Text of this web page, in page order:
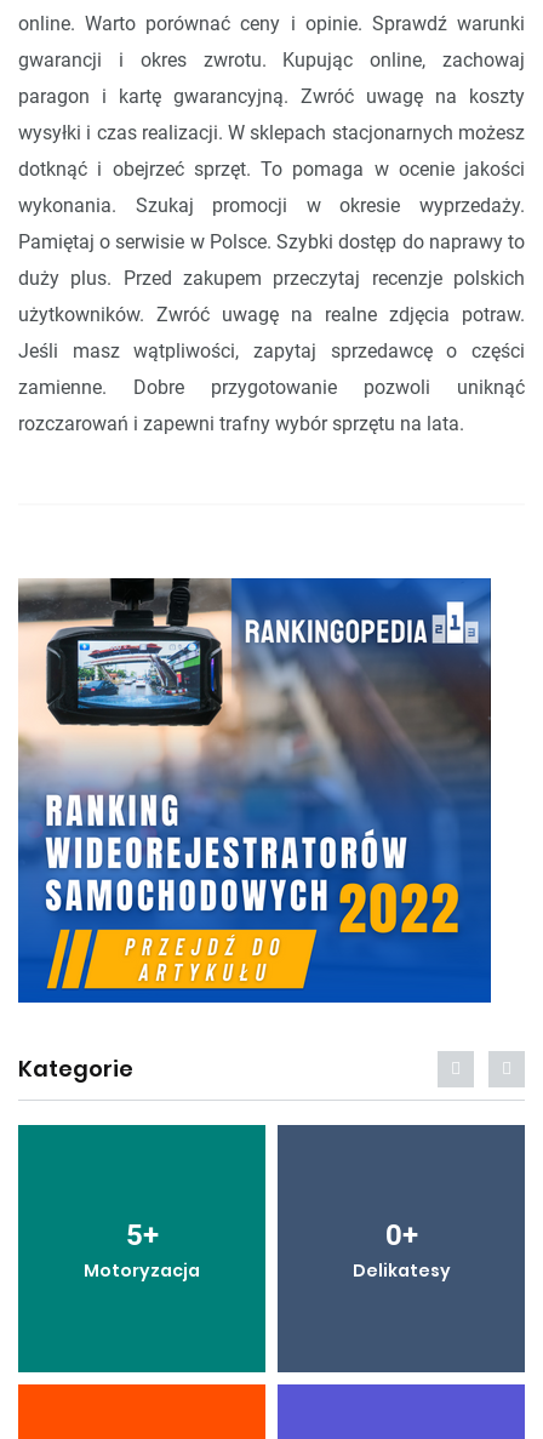
online. Warto porównać ceny i opinie. Sprawdź warunki
gwarancji i okres zwrotu. Kupując online, zachowaj
paragon i kartę gwarancyjną. Zwróć uwagę na koszty
wysyłki i czas realizacji. W sklepach stacjonarnych możesz
dotknąć i obejrzeć sprzęt. To pomaga w ocenie jakości
wykonania. Szukaj promocji w okresie wyprzedaży.
Pamiętaj o serwisie w Polsce. Szybki dostęp do naprawy to
duży plus. Przed zakupem przeczytaj recenzje polskich
użytkowników. Zwróć uwagę na realne zdjęcia potraw.
Jeśli masz wątpliwości, zapytaj sprzedawcę o części
zamienne. Dobre przygotowanie pozwoli uniknąć
rozczarowań i zapewni trafny wybór sprzętu na lata.
Kategorie
5+
Motoryzacja
0+
Delikatesy